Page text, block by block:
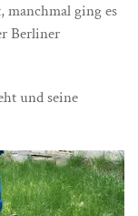
ging es
Berliner
und seine